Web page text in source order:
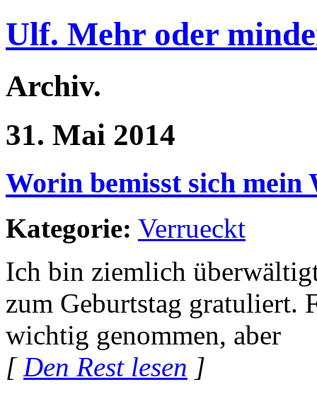
Ulf. Mehr oder
Archiv.
31. Mai 2014
Worin bemisst sich mein
Kategorie: Verrueckt
Ich bin ziemlich
zum Geburtstag gratuliert.
wichtig genommen, aber
[Den Rest lesen ]